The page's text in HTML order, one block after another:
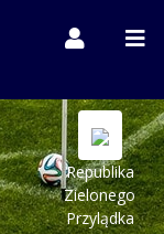
Republika
Zielonego
Przylądka